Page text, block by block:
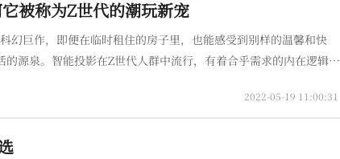
被称为Z世代的潮玩新宠
幻巨作，即便在临时租住的房子里，也能感受到别样的温馨和快
源泉。智能投影在Z世代人群中流行，有着合乎需求的内在逻辑。
2022-05-19 11:00:31